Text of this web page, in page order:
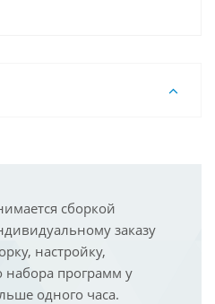
сборкой
заказу
настройку,
набора программ у
одного часа.